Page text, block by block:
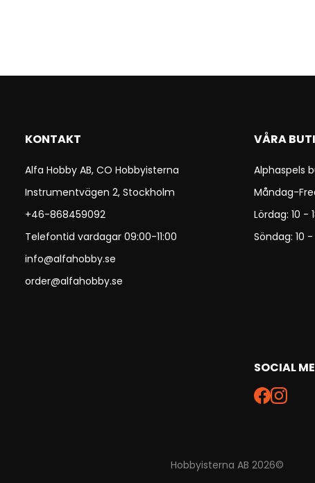
KONTAKT
Alfa Hobby AB, CO Hobbyisterna
Instrumentvägen 2, Stockholm
+46-868459092
Telefontid vardagar 09:00-11:00
info@alfahobby.se
order@alfahobby.se
VÅRA
Alphaspels
Måndag-
Lördag: 10 -
Söndag: 10 -
SOCIAL
Hobbyisterna AB 2026©